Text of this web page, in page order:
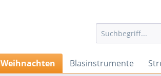
Weihnachten Blasinstrumente